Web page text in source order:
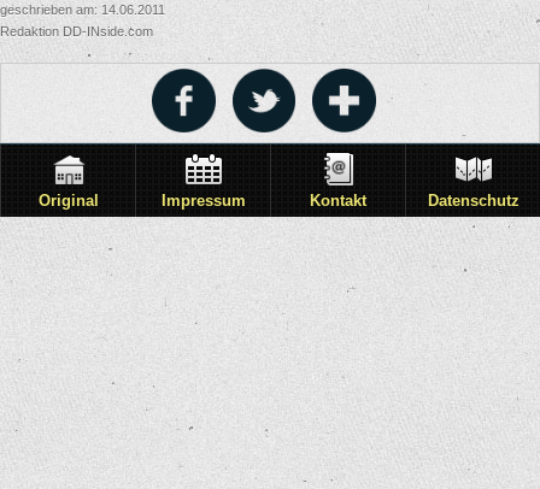
geschrieben am: 14.06.2011
Redaktion DD-INside.com
Original Impressum Kontakt Datenschutz